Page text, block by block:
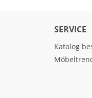
SERVICE
Katalog